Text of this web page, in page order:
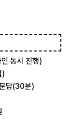
동시 진행)
)
답(30분)